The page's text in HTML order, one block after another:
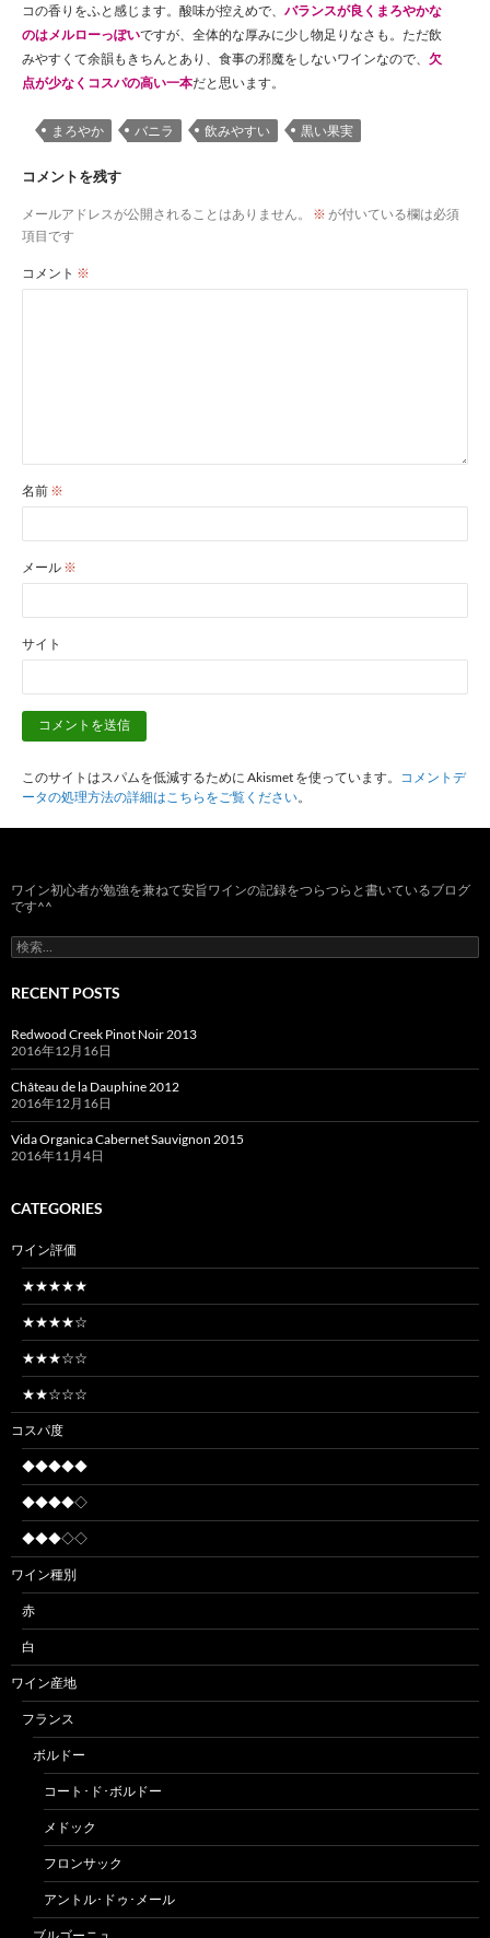
コの香りをふと感じます。酸味が控えめで、 バランスが良くまろやかな
のはメルローっぽいですが、全体的な厚みに少し物足りなさも。ただ飲
みやすくて余韻もきちんとあり、食事の邪魔をしないワインなので、 欠
点が少なくコスパの高い一本だと思います。
まろやか バニラ 飲みやすい 黒い果実
コメントを残す
メールアドレスが公開されることはありません。 ※ が付いている欄は必須
項目です
コメント ※
名前 ※
メール ※
サイト
このサイトはスパムを低減するために Akismet を使っています。 コメントデ
ータの処理方法の詳細はこちらをご覧ください。
ワイン初心者が勉強を兼ねて安旨ワインの記録をつらつらと書いているブログ
です^^
検
索:
RECENT POSTS
Redwood Creek Pinot Noir 2013
2016年12月16日
Château de la Dauphine 2012
2016年12月16日
Vida Organica Cabernet Sauvignon 2015
2016年11月4日
CATEGORIES
ワイン評価
★★★★★
★★★★☆
★★★☆☆
★★☆☆☆
コスパ度
◆◆◆◆◆
◆◆◆◆◇
◆◆◆◇◇
ワイン種別
赤
白
ワイン産地
フランス
ボルドー
コート･ド･ボルドー
メドック
フロンサック
アントル･ドゥ･メール